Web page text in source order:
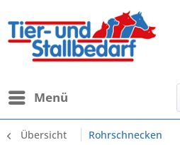
Menü
Übersicht Rohrschnecken